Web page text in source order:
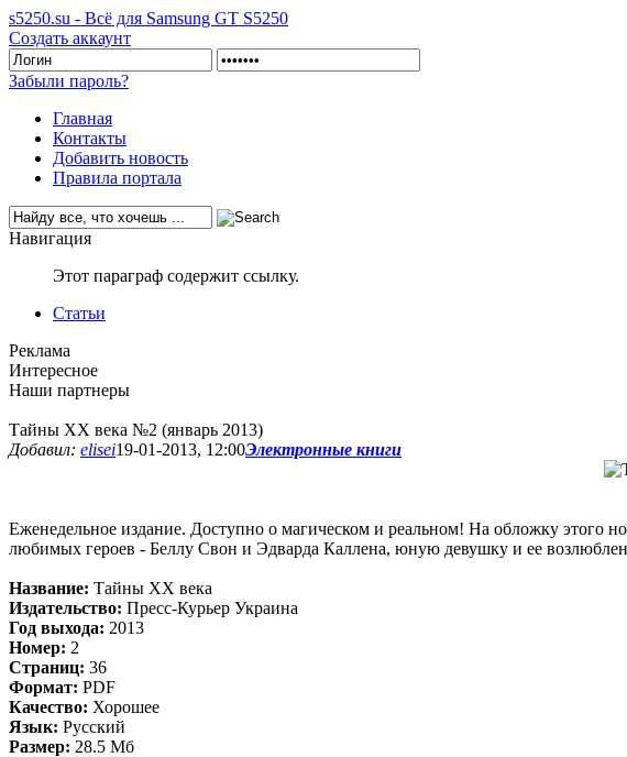
s5250.su - Всё для Samsung GT S5250
Создать аккаунт
Забыли пароль?
Главная
Контакты
Добавить новость
Правила портала
Навигация
Этот параграф содержит ссылку.
Статьи
Реклама
Интересное
Наши партнеры
Тайны ХХ века №2 (январь 2013)
Добавил: elisei19-01-2013, 12:00Электронные книги
Еженедельное издание. Доступно о магическом и реальном! На обложку
любимых героев - Беллу Свон и Эдварда Каллена, юную девушку и ее
Название: Тайны ХХ века
Издательство: Пресс-Курьер Украина
Год выхода: 2013
Номер: 2
Страниц: 36
Формат: PDF
Качество: Хорошее
Язык: Русский
Размер: 28.5 Мб